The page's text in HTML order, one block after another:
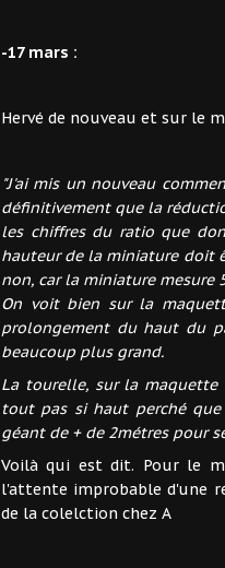
-17 mars :
Hervé de nouveau et sur le
"J'ai mis un nouveau
définitivement que la
les chiffres du ratio que
hauteur de la miniature doit
non, car la miniature mesure
On voit bien sur la
prolongement du haut du
beaucoup plus grand.
La tourelle, sur la maquette
tout pas si haut perché
géant de + de 2métres pour
Voilà qui est dit. Pour le
l'attente improbable d'une
de la colelction chez A